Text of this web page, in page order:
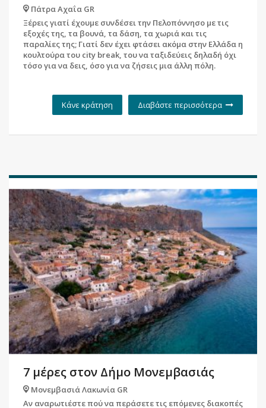
Πάτρα Αχαΐα GR
Ξέρεις γιατί έχουμε συνδέσει την Πελοπόννησο με τις
εξοχές της, τα βουνά, τα δάση, τα χωριά και τις
παραλίες της; Γιατί δεν έχει φτάσει ακόμα στην Ελλάδα η
κουλτούρα του city break, του να ταξιδεύεις δηλαδή όχι
τόσο για να δεις, όσο για να ζήσεις μια άλλη πόλη.
Διαβάστε περισσότερα
Κάνε κράτηση
7 μέρες στον Δήμο Μονεμβασιάς
Μονεμβασιά Λακωνία GR
Αν αναρωτιέστε πού να περάσετε τις επόμενες διακοπές